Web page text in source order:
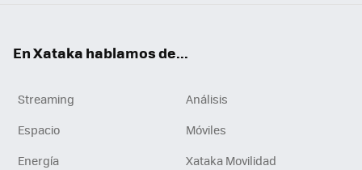
En Xataka hablamos de...
Streaming
Análisis
Espacio
Móviles
Energía
Xataka Movilidad